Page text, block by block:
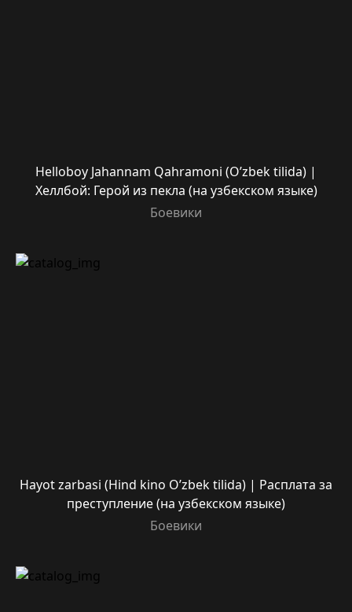
Helloboy Jahannam Qahramoni (O’zbek tilida) |
Хеллбой: Герой из пекла (на узбекском языке)
Боевики
Hayot zarbasi (Hind kino O’zbek tilida) | Расплата за
преступление (на узбекском языке)
Боевики